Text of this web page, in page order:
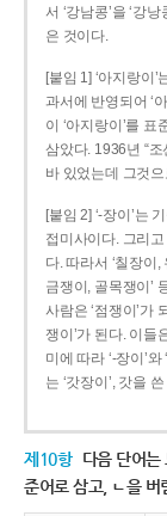
서 ‘강남콩’을 ‘강
은 것이다.
[붙임 1] ‘아지랑이
과서에 반영되어 ‘
이 ‘아지랑이’를 표
삼았다. 1936년 “조
바 있었는데 그것
[붙임 2] ‘-장이’는
접미사이다. 그리고
다. 따라서 ‘칠장이,
금쟁이, 골목쟁이’
사람은 ‘점쟁이’가
쟁이’가 된다. 이들
미에 따라 ‘-장이’
는 ‘갓장이’, 갓을
제10항 다음 단어는
준어로 삼고, ㄴ을 버